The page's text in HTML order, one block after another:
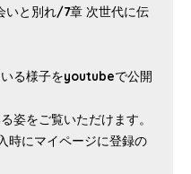
いと別れ/7章 次世代に伝
る様子をyoutubeで公開
姿をご覧いただけます。
時にマイページに登録の